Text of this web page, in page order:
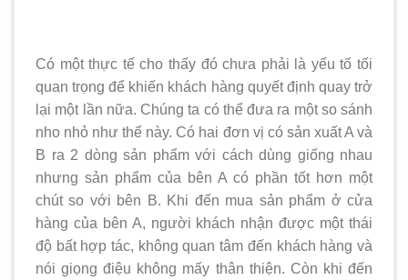
Có một thực tế cho thấy đó chưa phải là yếu tố tối
quan trọng để khiến khách hàng quyết định quay trở
lại một lần nữa. Chúng ta có thể đưa ra một so sánh
nho nhỏ như thế này. Có hai đơn vị có sản xuất A và
B ra 2 dòng sản phẩm với cách dùng giống nhau
nhưng sản phẩm của bên A có phần tốt hơn một
chút so với bên B. Khi đến mua sản phẩm ở cửa
hàng của bên A, người khách nhận được một thái
độ bất hợp tác, không quan tâm đến khách hàng và
nói giọng điệu không mấy thân thiện. Còn khi đến